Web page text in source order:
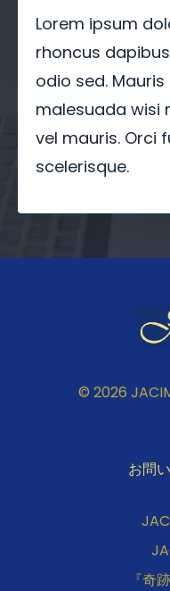
Lorem ipsum
rhoncus
odio sed.
malesuada wisi
vel mauris. Orci
scelerisque.
© 2026
お問
『奇